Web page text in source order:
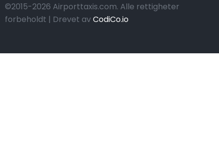
©2015-2026 Airporttaxis.com. Alle rettigheter
forbeholdt | Drevet avCodiCo.io